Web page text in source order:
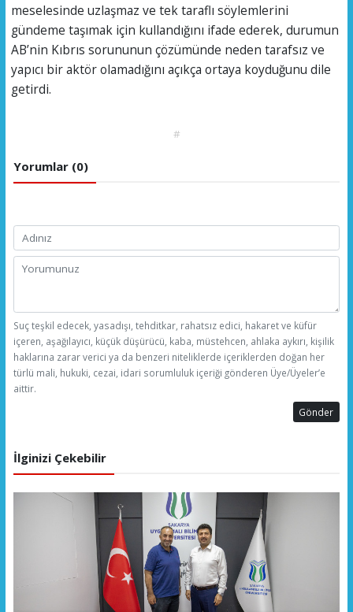
meselesinde uzlaşmaz ve tek taraflı söylemlerini
gündeme taşımak için kullandığını ifade ederek, durumun
AB’nin Kıbrıs sorununun çözümünde neden tarafsız ve
yapıcı bir aktör olamadığını açıkça ortaya koyduğunu dile
getirdi.
#
Yorumlar (0)
Suç teşkil edecek, yasadışı, tehditkar, rahatsız edici, hakaret ve küfür
içeren, aşağılayıcı, küçük düşürücü, kaba, müstehcen, ahlaka aykırı, kişilik
haklarına zarar verici ya da benzeri niteliklerde içeriklerden doğan her
türlü mali, hukuki, cezai, idari sorumluluk içeriği gönderen Üye/Üyeler’e
aittir.
Gönder
İlginizi Çekebilir